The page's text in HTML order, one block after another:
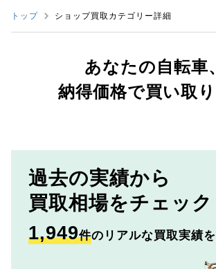
トップ ショップ買取カテゴリー詳細
あなたの自転車、
納得価格で買い取
過去の実績から
買取相場をチェック
1,949件のリアルな買取実績を